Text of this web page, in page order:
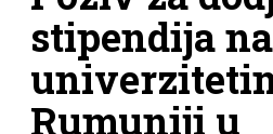
stipendija na
Rumuniji u